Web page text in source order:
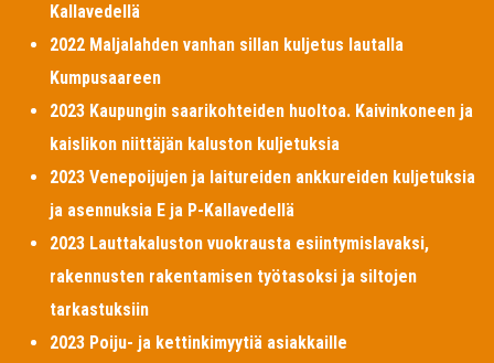
Kallavedellä
2022 Maljalahden vanhan sillan kuljetus lautalla
Kumpusaareen
2023 Kaupungin saarikohteiden huoltoa. Kaivinkoneen ja
kaislikon niittäjän kaluston kuljetuksia
2023 Venepoijujen ja laitureiden ankkureiden kuljetuksia
ja asennuksia E ja P-Kallavedellä
2023 Lauttakaluston vuokrausta esiintymislavaksi,
rakennusten rakentamisen työtasoksi ja siltojen
tarkastuksiin
2023 Poiju- ja kettinkimyytiä asiakkaille